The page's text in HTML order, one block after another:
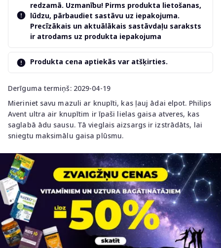
Derīguma termiņš: 2029-04-19
Mieriniet savu mazuli ar knupīti, kas ļauj ādai elpot. Philips
Avent ultra air knupītim ir īpaši lielas gaisa atveres, kas
saglabā ādu sausu. Tā vieglais aizsargs ir izstrādāts, lai
sniegtu maksimālu gaisa plūsmu.
redzamā. Uzmanību! Pirms produkta lietošanas,
lūdzu, pārbaudiet sastāvu uz iepakojuma.
Precīzākais un aktuālākais sastāvdaļu saraksts
ir atrodams uz produkta iepakojuma
Produkta cena aptiekās var atšķirties.